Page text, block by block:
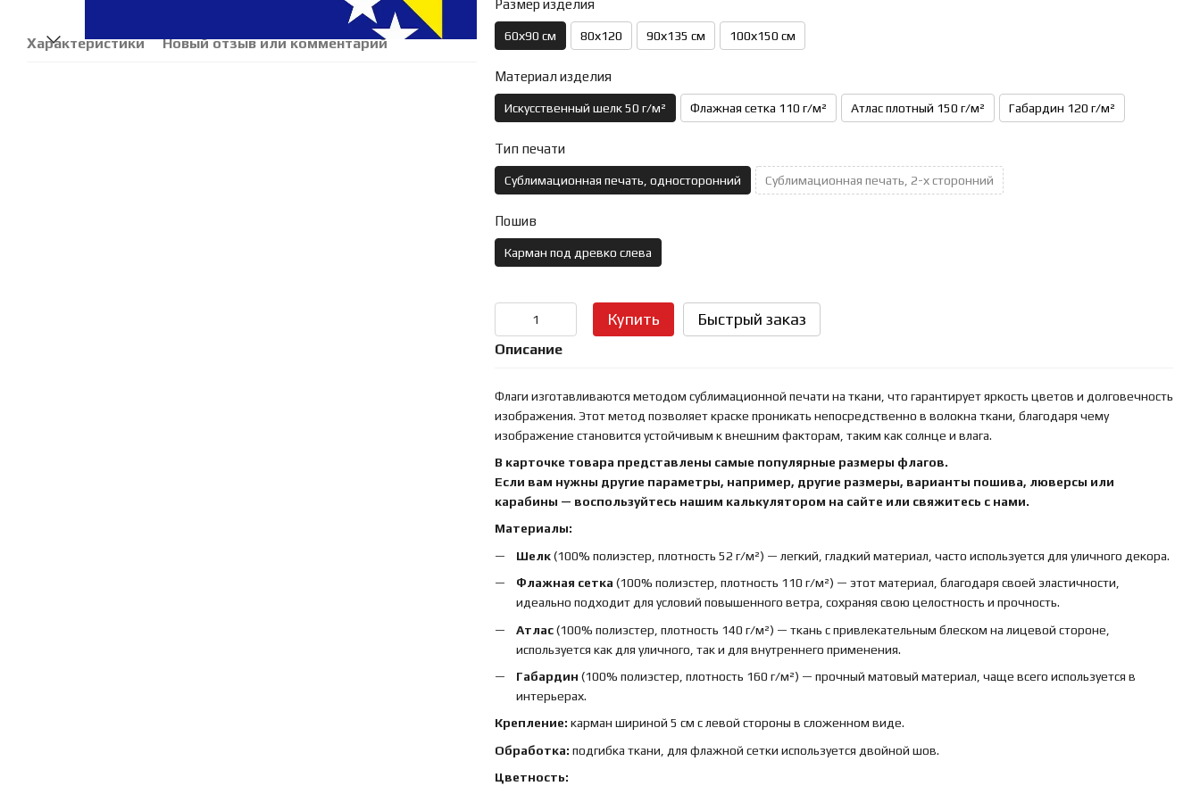
Характеристики Новый отзыв или комментарий
Размер изделия
60х90 см 80х120 90х135 см 100х150 см
Материал изделия
Искусственный шелк 50 г/м² Флажная сетка 110 г/м² Атлас плотный 150 г/м² Габардин 120 г/м²
Тип печати
Сублимационная печать, односторонний Сублимационная печать, 2-х сторонний
Пошив
Карман под древко слева
Купить Быстрый заказ
Описание
Флаги изготавливаются методом сублимационной печати на ткани, что гарантирует яркость цветов и долговечность
изображения. Этот метод позволяет краске проникать непосредственно в волокна ткани, благодаря чему
изображение становится устойчивым к внешним факторам, таким как солнце и влага.
В карточке товара представлены самые популярные размеры флагов.
Если вам нужны другие параметры, например, другие размеры, варианты пошива, люверсы или
карабины — воспользуйтесь нашим калькулятором на сайте или свяжитесь с нами.
Материалы:
Шелк(100% полиэстер, плотность 52 г/м²) — легкий, гладкий материал, часто используется для уличного декора.
Флажная сетка (100% полиэстер, плотность 110 г/м²) — этот материал, благодаря своей эластичности,
идеально подходит для условий повышенного ветра, сохраняя свою целостность и прочность.
Атлас(100% полиэстер, плотность 140 г/м²) — ткань с привлекательным блеском на лицевой стороне,
используется как для уличного, так и для внутреннего применения.
Габардин (100% полиэстер, плотность 160 г/м²) — прочный матовый материал, чаще всего используется в
интерьерах.
Крепление: карман шириной 5 см с левой стороны в сложенном виде.
Обработка: подгибка ткани, для флажной сетки используется двойной шов.
Цветность: